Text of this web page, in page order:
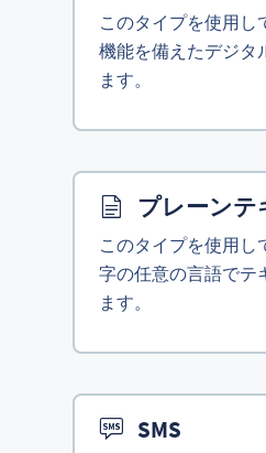
このタイプを使用し
機能を備えたデジタ
ます。
プレーンテ
このタイプを使用し
字の任意の言語でテ
ます。
SMS